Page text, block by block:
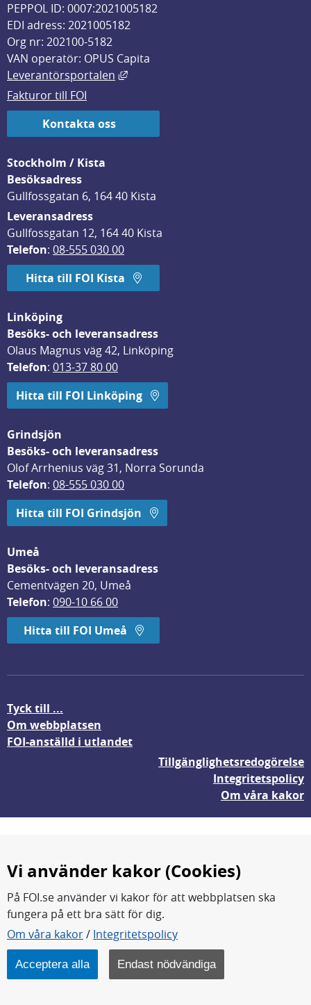
PEPPOL ID: 0007:2021005182
EDI adress: 2021005182
Org nr: 202100-5182
VAN operatör: OPUS Capita
Leverantörsportalen
Länk till annan webbplats, öppnas
Fakturor till FOI
Kontakta oss
Stockholm / Kista
Besöksadress
Gullfossgatan 6, 164 40 Kista
Leveransadress
Gullfossgatan 12, 164 40 Kista
Telefon: 08-555 030 00
Hitta till FOI Kista
Linköping
Besöks- och leveransadress
Olaus Magnus väg 42, Linköping
Telefon: 013-37 80 00
Hitta till FOI Linköping
Grindsjön
Besöks- och leveransadress
Olof Arrhenius väg 31, Norra Sorunda
Telefon: 08-555 030 00
Hitta till FOI Grindsjön
Umeå
Besöks- och leveransadress
Cementvägen 20, Umeå
Telefon: 090-10 66 00
Hitta till FOI Umeå
Tyck till ...
Om webbplatsen
FOI-anställd i utlandet
Tillgänglighetsredogörelse
Integritetspolicy
Om våra kakor
FOI forskar för en säkrare värld.
FOI:s kärnverksamhet är forskning, metod- och
teknikutveckling samt analyser och studier.
Myndigheten ligger under Försvarsdepartementet.
Vi använder kakor (Cookies)
På FOI.se använder vi kakor för att webbplatsen ska
fungera på ett bra sätt för dig.
Om våra kakor/ Integritetspolicy
Acceptera alla Endast nödvändiga